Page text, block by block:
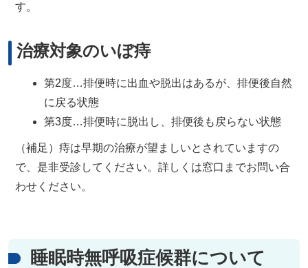
す。
治療対象のいぼ痔
第2度…排便時に出血や脱出はあるが、排便後自然
に戻る状態
第3度…排便時に脱出し、排便後も戻らない状態
（補足）痔は早期の治療が望ましいとされていますの
で、是非受診してください。詳しくは窓口までお問い合
わせください。
睡眠時無呼吸症候群について